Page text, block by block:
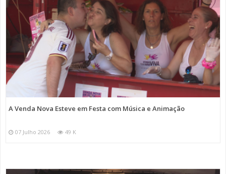
A Venda Nova Esteve em Festa com Música e Animação
07 Julho 2026 49 K